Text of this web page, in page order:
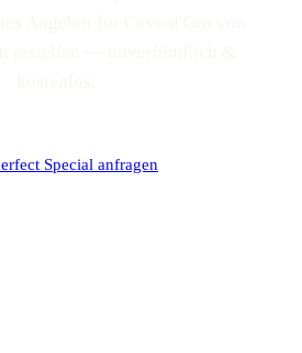
Special anfragen